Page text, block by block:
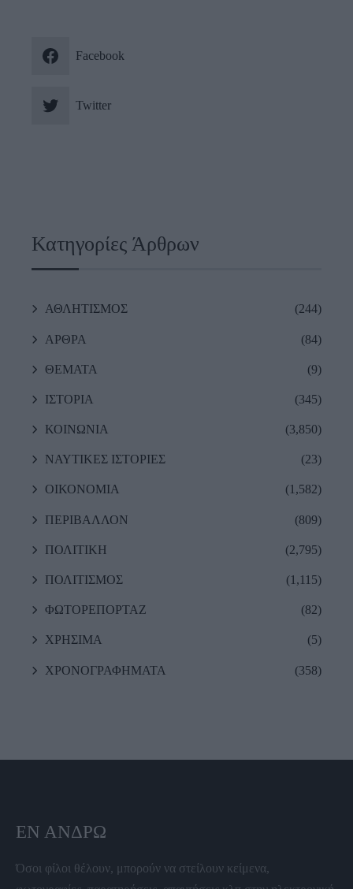
Facebook
Twitter
Κατηγορίες Άρθρων
ΑΘΛΗΤΙΣΜΟΣ (244)
ΑΡΘΡΑ (84)
ΘΕΜΑΤΑ (9)
ΙΣΤΟΡΙΑ (345)
ΚΟΙΝΩΝΙΑ (3,850)
ΝΑΥΤΙΚΕΣ ΙΣΤΟΡΙΕΣ (23)
ΟΙΚΟΝΟΜΙΑ (1,582)
ΠΕΡΙΒΑΛΛΟΝ (809)
ΠΟΛΙΤΙΚΗ (2,795)
ΠΟΛΙΤΙΣΜΟΣ (1,115)
ΦΩΤΟΡΕΠΟΡΤΑΖ (82)
ΧΡΗΣΙΜΑ (5)
ΧΡΟΝΟΓΡΑΦΗΜΑΤΑ (358)
ΕΝ ΆΝΔΡΩ
Όσοι φίλοι θέλουν, μπορούν να στείλουν κείμενα,